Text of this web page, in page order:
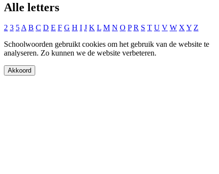
Alle letters
2 3 5A B C D E F G H I J K L M N O P R S T U V W XY Z
Schoolwoorden gebruikt cookies om het gebruik van de website te
analyseren. Zo kunnen we de website verbeteren.
Akkoord